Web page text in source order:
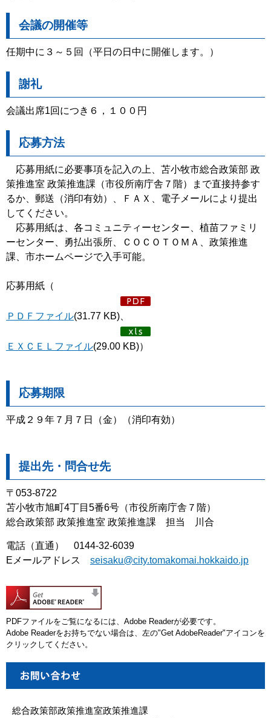
会議の開催等
任期中に３～５回（平日の日中に開催します。）
謝礼
会議出席1回につき６，１００円
応募方法
応募用紙に必要事項を記入の上、苫小牧市総合政策部 政
策推進室 政策推進課（市役所南庁舎７階）まで直接持参す
るか、郵送（消印有効）、ＦＡＸ、電子メールにより提出
してください。
応募用紙は、各コミュニティーセンター、植苗ファミリ
ーセンター、勇払出張所、ＣＯＣＯＴＯＭＡ、政策推進
課、市ホームページで入手可能。
応募用紙（
ＰＤＦファイル(31.77 KB)、
ＥＸＣＥＬファイル(29.00 KB)）
応募期限
平成２９年７月７日（金）（消印有効）
提出先・問合せ先
〒053-8722
苫小牧市旭町4丁目5番6号（市役所南庁舎７階）
総合政策部 政策推進室 政策推進課 担当 川合
電話（直通） 0144-32-6039
Eメールアドレス seisaku@city.tomakomai.hokkaido.jp
PDFファイルをご覧になるには、Adobe Readerが必要です。
Adobe Readerをお持ちでない場合は、左の"Get AdobeReader"アイコンを
クリックしてください。
総合政策部政策推進室政策推進課